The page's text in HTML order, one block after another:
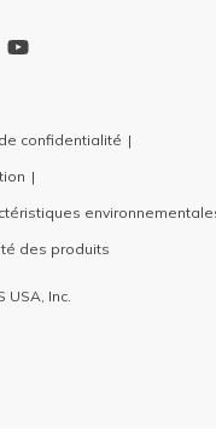
confidentialité
des produits
USA, Inc.